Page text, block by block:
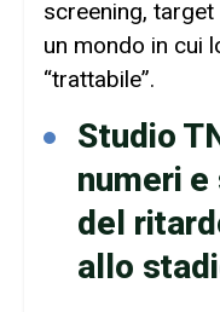
screening,
un mondo in cui
“trattabile”.
Studio
numeri
del
allo